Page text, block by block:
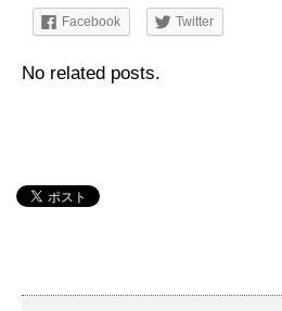
Facebook Twitter
No related posts.